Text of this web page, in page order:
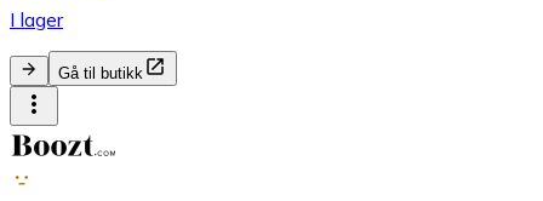
I lager
Gå til butikk